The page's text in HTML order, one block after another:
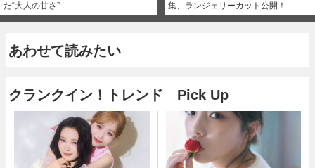
た“大人の甘さ”
集、ランジェリーカット公開！
あわせて読みたい
クランクイン！トレンド Pick Up